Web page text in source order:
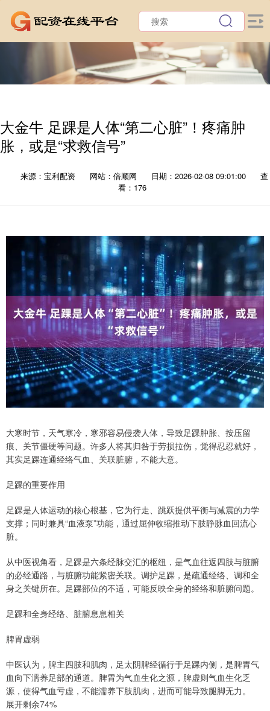
大金牛 足踝是人体“第二心脏”！疼痛肿
胀，或是“求救信号”
来源：宝利配资 网站：倍顺网 日期：2026-02-08 09:01:00
查
看：176
大寒时节，天气寒冷，寒邪容易侵袭人体，导致足踝肿胀、按压留
痕、关节僵硬等问题。许多人将其归咎于劳损拉伤，觉得忍忍就好，
其实足踝连通经络气血、关联脏腑，不能大意。
足踝的重要作用
足踝是人体运动的核心根基，它为行走、跳跃提供平衡与减震的力学
支撑；同时兼具“血液泵”功能，通过屈伸收缩推动下肢静脉血回流心
脏。
从中医视角看，足踝是六条经脉交汇的枢纽，是气血往返四肢与脏腑
的必经通路，与脏腑功能紧密关联。调护足踝，是疏通经络、调和全
身之关键所在。足踝部位的不适，可能反映全身的经络和脏腑问题。
足踝和全身经络、脏腑息息相关
脾胃虚弱
中医认为，脾主四肢和肌肉，足太阴脾经循行于足踝内侧，是脾胃气
血向下濡养足部的通道。脾胃为气血生化之源，脾虚则气血生化乏
源，使得气血亏虚，不能濡养下肢肌肉，进而可能导致腿脚无力。
展开剩余74%